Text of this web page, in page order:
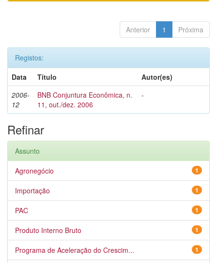
Anterior 1 Próxima
Registos:
Data
Título
Autor(es)
2006-
12
BNB Conjuntura Econômica, n.
11, out./dez. 2006
-
Refinar
Assunto
1
Agronegócio
1
Importação
1
PAC
1
Produto Interno Bruto
1
Programa de Aceleração do Crescim...